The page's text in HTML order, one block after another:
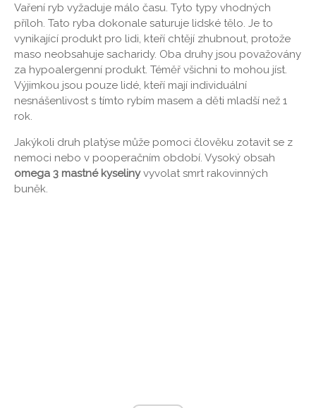
Vaření ryb vyžaduje málo času. Tyto typy vhodných
příloh. Tato ryba dokonale saturuje lidské tělo. Je to
vynikající produkt pro lidi, kteří chtějí zhubnout, protože
maso neobsahuje sacharidy. Oba druhy jsou považovány
za hypoalergenní produkt. Téměř všichni to mohou jíst.
Výjimkou jsou pouze lidé, kteří mají individuální
nesnášenlivost s tímto rybím masem a děti mladší než 1
rok.
Jakýkoli druh platýse může pomoci člověku zotavit se z
nemoci nebo v pooperačním období. Vysoký obsah
omega 3 mastné kyselinyvyvolat smrt rakovinných
buněk.